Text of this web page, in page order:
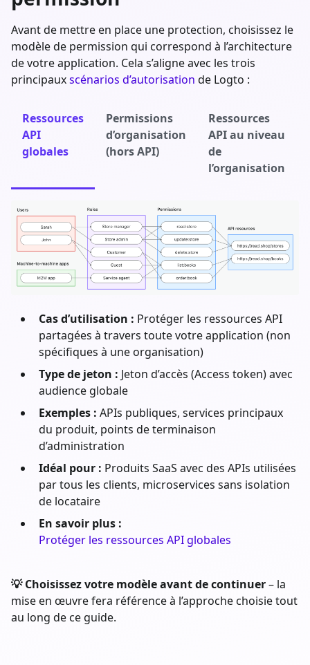
Avant de mettre en place une protection, choisissez le
modèle de permission qui correspond à l’architecture
de votre application. Cela s’aligne avec les trois
principauxscénarios d’autorisation de Logto :
Ressources
API
globales
Permissions
d’organisation
(hors API)
Ressources
API au niveau
de
l’organisation
Cas d’utilisation : Protéger les ressources API
partagées à travers toute votre application (non
spécifiques à une organisation)
Type de jeton : Jeton d’accès (Access token) avec
audience globale
Exemples : APIs publiques, services principaux
du produit, points de terminaison
d’administration
Idéal pour : Produits SaaS avec des APIs utilisées
par tous les clients, microservices sans isolation
de locataire
En savoir plus :
Protéger les ressources API globales
💡 Choisissez votre modèle avant de continuer– la
mise en œuvre fera référence à l’approche choisie tout
au long de ce guide.